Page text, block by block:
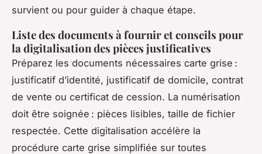
survient ou pour guider à chaque étape.
Liste des documents à fournir et conseils pour
la digitalisation des pièces justificatives
Préparez les documents nécessaires carte grise :
justificatif d’identité, justificatif de domicile, contrat
de vente ou certificat de cession. La numérisation
doit être soignée : pièces lisibles, taille de fichier
respectée. Cette digitalisation accélère la
procédure carte grise simplifiée sur toutes